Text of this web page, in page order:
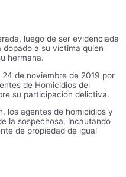
luego de ser evidenciada
dopado a su víctima quien
hermana.
de noviembre de 2019 por
de Homicidios del
su participación delictiva.
los agentes de homicidios y
la sospechosa, incautando
de propiedad de igual